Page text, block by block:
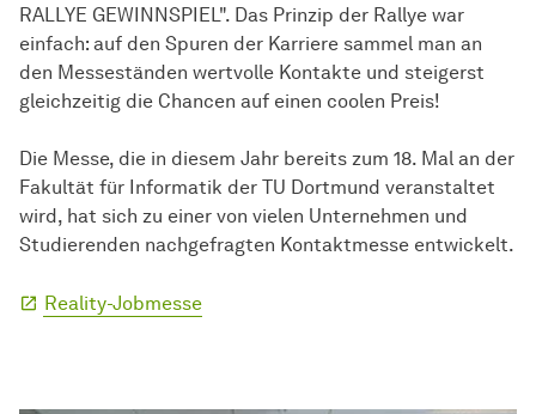
RALLYE GEWINNSPIEL". Das Prinzip der Rallye war
einfach: auf den Spuren der Karriere sammel man an
den Messeständen wertvolle Kontakte und steigerst
gleichzeitig die Chancen auf einen coolen Preis!
Die Messe, die in diesem Jahr bereits zum 18. Mal an der
Fakultät für Informatik der TU Dortmund veranstaltet
wird, hat sich zu einer von vielen Unternehmen und
Studierenden nachgefragten Kontaktmesse entwickelt.
Reality-Jobmesse